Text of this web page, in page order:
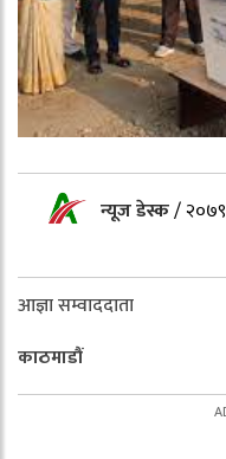
न्यूज डेस्क/
आज्ञा सम्वाददाता
काठमाडौं